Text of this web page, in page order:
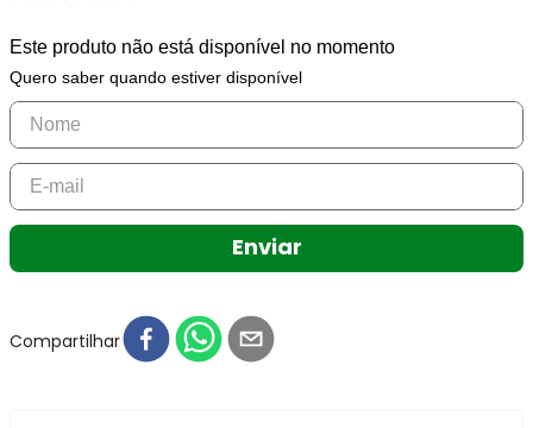
Este produto não está disponível no momento
Quero saber quando estiver disponível
Enviar
Compartilhar